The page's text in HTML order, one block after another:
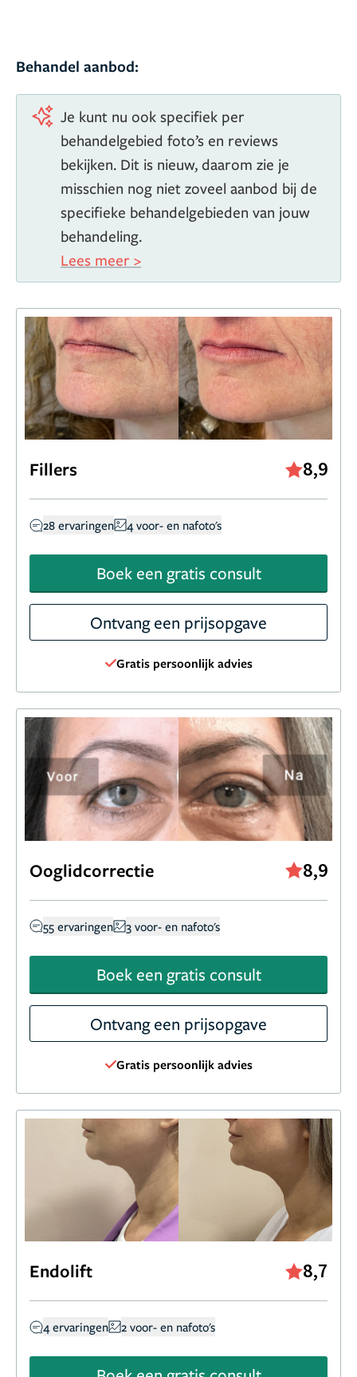
Behandel aanbod:
Je kunt nu ook specifiek per
behandelgebied foto’s en reviews
bekijken. Dit is nieuw, daarom zie je
misschien nog niet zoveel aanbod bij de
specifieke behandelgebieden van jouw
behandeling.
Lees meer >
Fillers 8,9
28 ervaringen 4 voor- en nafoto's
Boek een gratis consult
Ontvang een prijsopgave
Gratis persoonlijk advies
Ooglidcorrectie 8,9
55 ervaringen 3 voor- en nafoto's
Boek een gratis consult
Ontvang een prijsopgave
Gratis persoonlijk advies
Endolift 8,7
4 ervaringen 2 voor- en nafoto's